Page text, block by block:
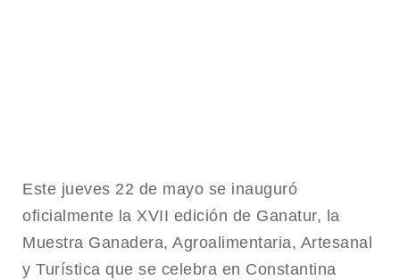
Este jueves 22 de mayo se inauguró
oficialmente la XVII edición de Ganatur, la
Muestra Ganadera, Agroalimentaria, Artesanal
y Turística que se celebra en Constantina